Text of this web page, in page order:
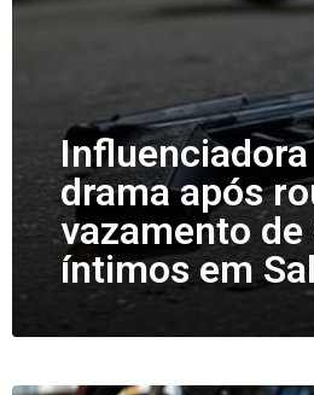
drama após
vazamento de
íntimos em